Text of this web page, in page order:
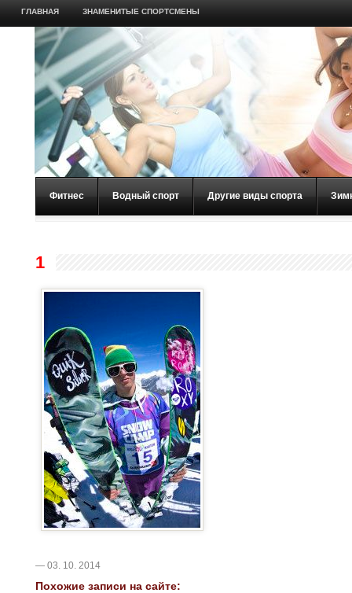
ГЛАВНАЯ ЗНАМЕНИТЫЕ СПОРТСМЕНЫ
Фитнес Водный спорт Другие виды спорта
1
— 03. 10. 2014
Похожие записи на сайте: